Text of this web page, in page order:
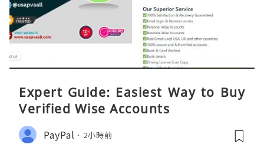
Expert Guide: Easiest Way to Buy
Verified Wise Accounts
PayPal 2小時前